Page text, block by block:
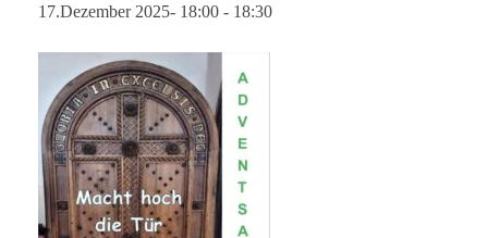
17.Dezember 2025- 18:00 - 18:30